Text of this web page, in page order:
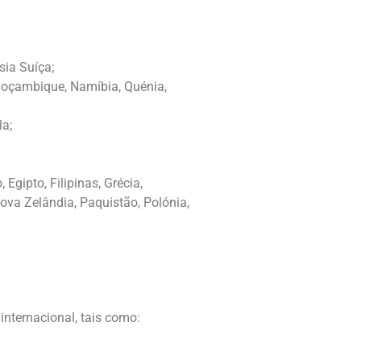
Suíça;
Namíbia, Quénia,
Egipto, Filipinas, Grécia,
Zelândia, Paquistão, Polónia,
tais como: